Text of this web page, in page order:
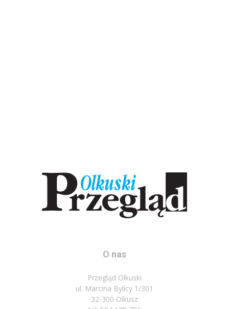
O nas
Przegląd Olkuski
ul. Marcina Bylicy 1/301
32-300 Olkusz